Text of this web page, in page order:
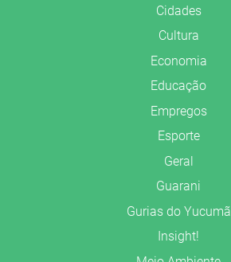
Cidades
Cultura
Economia
Educação
Empregos
Esporte
Geral
Guarani
Gurias do Yucumã
Insight!